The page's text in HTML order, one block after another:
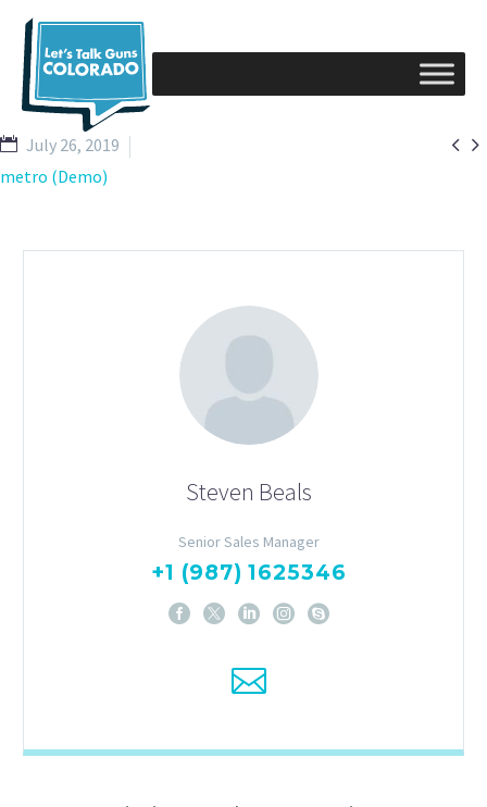
 
July 26, 2019
metro (Demo)
Steven Beals
Senior Sales Manager
+1 (987) 1625346